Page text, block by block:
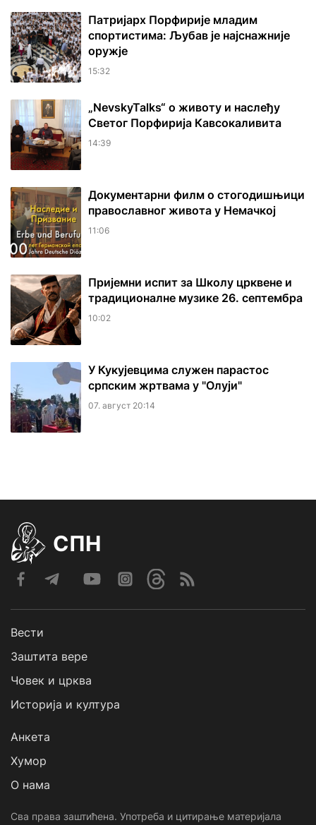
Патријарх Порфирије младим
спортистима: Љубав је најснажније
оружје
15:32
„NevskyTalks“ о животу и наслеђу
Светог Порфирија Кавсокаливита
14:39
Документарни филм о стогодишњици
православног живота у Немачкој
11:06
Пријемни испит за Школу црквене и
традиционалне музике 26. септембра
10:02
У Кукујевцима служен парастос
српским жртвама у "Олуји"
07. август 20:14
СПН
Вести
Заштита вере
Човек и црква
Историја и култура
Анкета
Хумор
О нама
Сва права заштићена. Употреба и цитирање материјала